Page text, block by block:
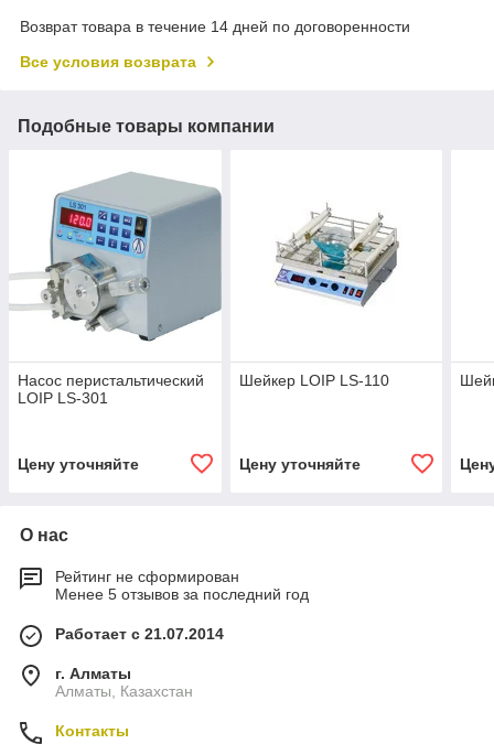
Возврат товара в течение 14 дней по договоренности
Все условия возврата
Подобные товары компании
Насос перистальтический
LOIP LS-301
Цену уточняйте
Шейкер LOIP LS-110
Цену уточняйте
О нас
Рейтинг не сформирован
Менее 5 отзывов за последний год
Работает с 21.07.2014
г. Алматы
Алматы, Казахстан
Контакты